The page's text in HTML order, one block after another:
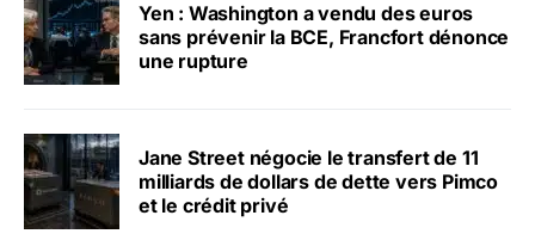
Yen : Washington a vendu des euros
sans prévenir la BCE, Francfort dénonce
une rupture
Jane Street négocie le transfert de 11
milliards de dollars de dette vers Pimco
et le crédit privé